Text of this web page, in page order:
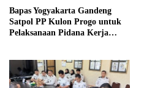
Bapas Yogyakarta Gandeng
Satpol PP Kulon Progo untuk
Pelaksanaan Pidana Kerja